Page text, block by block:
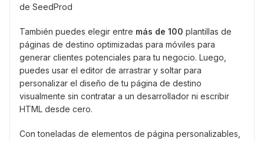
También puedes elegir entre más de 100 plantillas de
páginas de destino optimizadas para móviles para
generar clientes potenciales para tu negocio. Luego,
puedes usar el editor de arrastrar y soltar para
personalizar el diseño de tu página de destino
visualmente sin contratar a un desarrollador ni escribir
HTML desde cero.
Con toneladas de elementos de página personalizables,